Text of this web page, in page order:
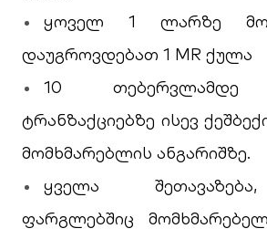
ყოველ 1 ლარზე
დაუგროვდებათ 1 MR ქულა
10 თებერვლამდე
ტრანზაქციებზე ისევ
მომხმარებლის ანგარიშზე.
ყველა
ფარგლებშიც